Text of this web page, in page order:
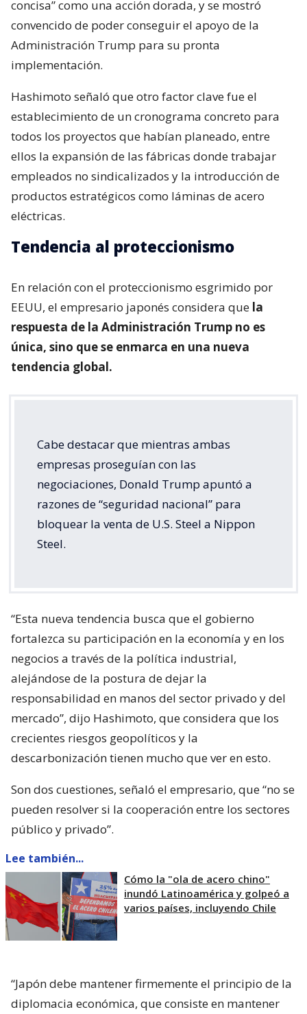
concisa” como una acción dorada, y se mostró
convencido de poder conseguir el apoyo de la
Administración Trump para su pronta
implementación.
Hashimoto señaló que otro factor clave fue el
establecimiento de un cronograma concreto para
todos los proyectos que habían planeado, entre
ellos la expansión de las fábricas donde trabajar
empleados no sindicalizados y la introducción de
productos estratégicos como láminas de acero
eléctricas.
Tendencia al proteccionismo
En relación con el proteccionismo esgrimido por
EEUU, el empresario japonés considera que la
respuesta de la Administración Trump no es
única, sino que se enmarca en una nueva
tendencia global.
Cabe destacar que mientras ambas
empresas proseguían con las
negociaciones, Donald Trump apuntó a
razones de “seguridad nacional” para
bloquear la venta de U.S. Steel a Nippon
Steel.
“Esta nueva tendencia busca que el gobierno
fortalezca su participación en la economía y en los
negocios a través de la política industrial,
alejándose de la postura de dejar la
responsabilidad en manos del sector privado y del
mercado”, dijo Hashimoto, que considera que los
crecientes riesgos geopolíticos y la
descarbonización tienen mucho que ver en esto.
Son dos cuestiones, señaló el empresario, que “no se
pueden resolver si la cooperación entre los sectores
público y privado”.
Lee también...
Cómo la "ola de acero chino"
inundó Latinoamérica y golpeó a
varios países, incluyendo Chile
“Japón debe mantener firmemente el principio de la
diplomacia económica, que consiste en mantener